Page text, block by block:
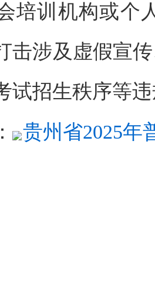
培训机构或个
击涉及虚假宣
试招生秩序等
贵州省2025年